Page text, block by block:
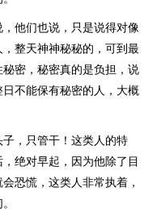
他们也说，只是说得对像
整天神神秘秘的，可到最
密，秘密真的是负担，说
不能保有秘密的人，大概
，只管干！这类人的特
绝对早起，因为他除了目
恐慌，这类人非常执着，